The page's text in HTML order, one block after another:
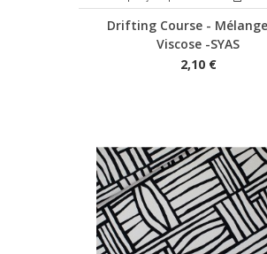
Drifting Course -
Viscose -SYAS
2,10 €